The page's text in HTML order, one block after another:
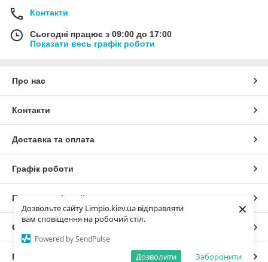
Дозвольте сайту Limpio.kiev.ua відправляти
вам сповіщення на робочий стіл.
Powered by SendPulse
Заборонити
Дозволити
×
Контакти
Сьогодні працює з 09:00 до 17:00
Показати весь графік роботи
Про нас
Контакти
Доставка та оплата
Графік роботи
Повна версія сайту
Сайт створено на маркетплейсі
Політика конфіденційності